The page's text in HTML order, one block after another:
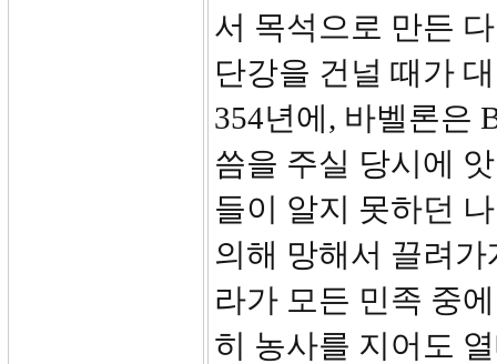
서 목석으로 만든
단강을 건널 때가
354년에, 바벨론은
씀을 주실 당시에
들이 알지 못하던
의해 망해서 끌려
라가 모든 민족 중
히 농사를 지어도